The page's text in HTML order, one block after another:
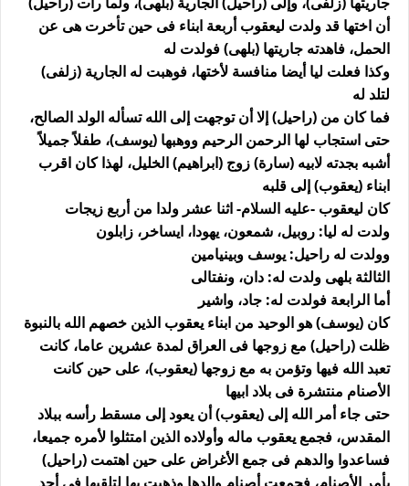
أن اختها قد ولدت ليعقوب أربعة ابناء فى حين تأخرت هى عن
الحمل، فاهدته جاريتها (بلهى) فولدت له
وكذا فعلت ليا أيضا منافسة لأختها، فوهبت له الجارية (زلفى)
لتلد له
فما كان من (راحيل) إلا أن توجهت إلى الله تسأله الولد الصالح،
حتى استجاب لها الرحمن الرحيم ووهبها (يوسف)، طفلاً جميلاً
أشبه بجدته لابيه (سارة) زوج (ابراهيم) الخليل، لهذا كان اقرب
ابناء (يعقوب) إلى قلبه
كان ليعقوب -عليه السلام- اثنا عشر ولدا من أربع زيجات
ولدت له ليا: روبيل، شمعون، يهودا، ايساخر، زابلون
وولدت له راحيل: يوسف وبينيامين
الثالثة بلهى ولدت له: دان، ونفتالى
أما الرابعة فولدت له: جاد، واشير
كان (يوسف) هو الوحيد من ابناء يعقوب الذين خصهم الله بالنبوة
ظلت (راحيل) مع زوجها فى العراق لمدة عشرين عاما، كانت
تعبد الله فيها وتؤمن به مع زوجها (يعقوب)، على حين كانت
الأصنام منتشرة فى بلاد ابيها
حتى جاء أمر الله إلى (يعقوب) أن يعود إلى مسقط رأسه ببلاد
المقدس، فجمع يعقوب ماله وأولاده الذين امتثلوا لأمره جميعا،
فساعدوا والدهم فى جمع الأغراض على حين اهتمت (راحيل)